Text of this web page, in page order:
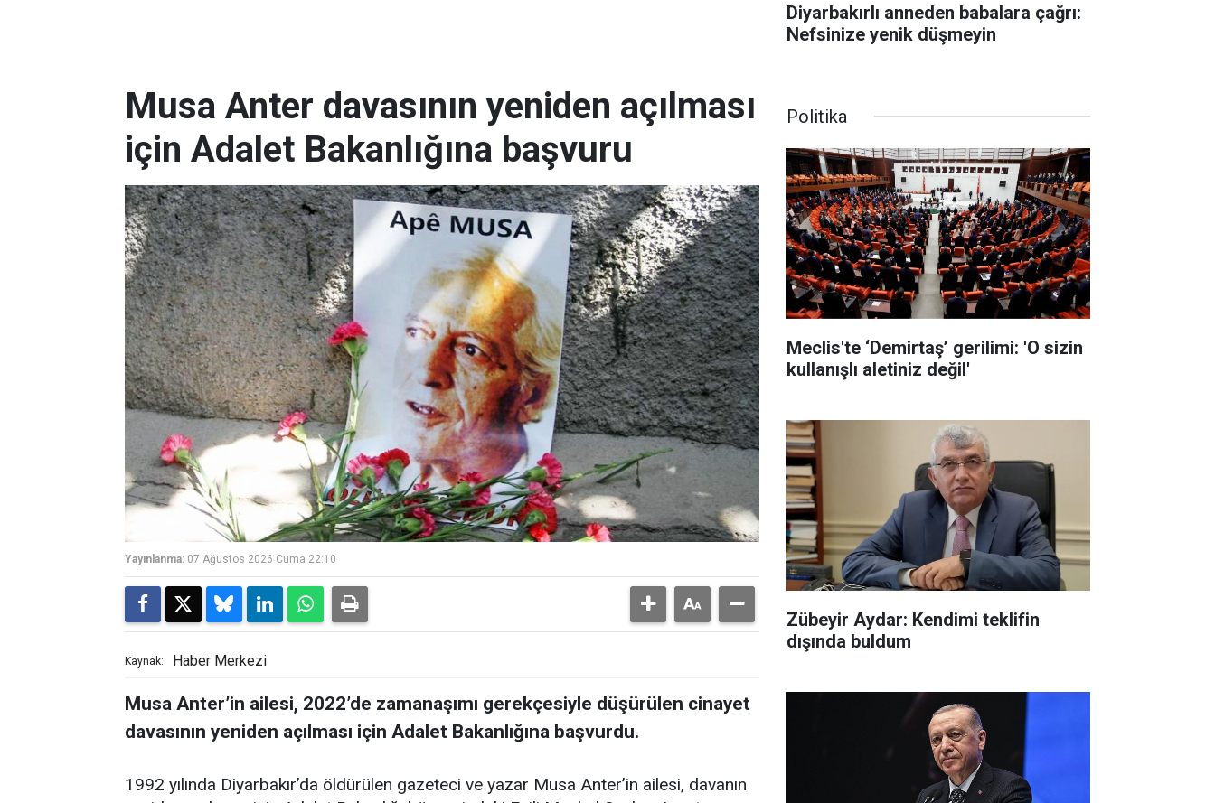
Diyarbakırlı anneden babalara çağrı:
Nefsinize yenik düşmeyin
Musa Anter davasının yeniden açılması
için Adalet Bakanlığına başvuru
Yayınlanma: 07 Ağustos 2026 Cuma 22:10
Kaynak: Haber Merkezi
Musa Anter’in ailesi, 2022’de zamanaşımı gerekçesiyle düşürülen cinayet
davasının yeniden açılması için Adalet Bakanlığına başvurdu.
1992 yılında Diyarbakır’da öldürülen gazeteci ve yazar Musa Anter’in ailesi, davanın
Politika
Meclis'te ‘Demirtaş’ gerilimi: 'O sizin
kullanışlı aletiniz değil'
Zübeyir Aydar: Kendimi teklifin
dışında buldum